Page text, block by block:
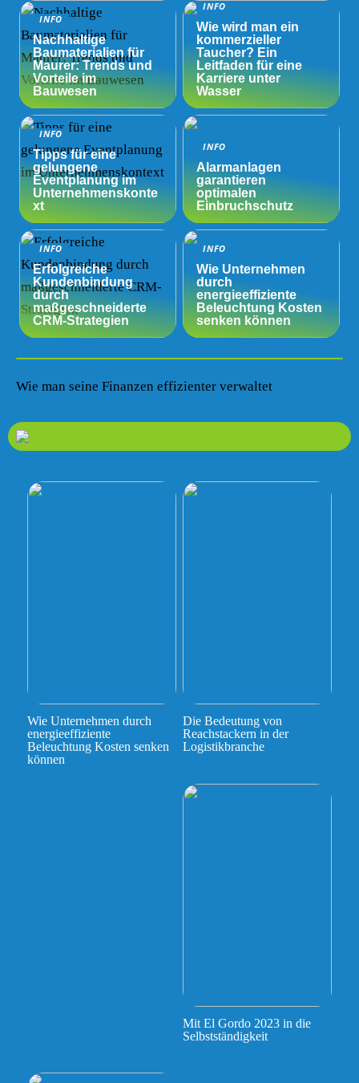
INFO
Nachhaltige
Baumaterialien für
Maurer: Trends und
Vorteile im
Bauwesen
INFO
Wie wird man ein
kommerzieller
Taucher? Ein
Leitfaden für eine
Karriere unter
Wasser
INFO
Tipps für eine
gelungene
Eventplanung im
Unternehmenskonte
xt
INFO
Alarmanlagen
garantieren
optimalen
Einbruchschutz
INFO
Erfolgreiche
Kundenbindung
durch
maßgeschneiderte
CRM-Strategien
INFO
Wie Unternehmen
durch
energieeffiziente
Beleuchtung Kosten
senken können
Wie man seine Finanzen effizienter verwaltet
Wie Unternehmen durch
energieeffiziente
Beleuchtung Kosten senken
können
Die Bedeutung von
Reachstackern in der
Logistikbranche
Mit El Gordo 2023 in die
Selbstständigkeit